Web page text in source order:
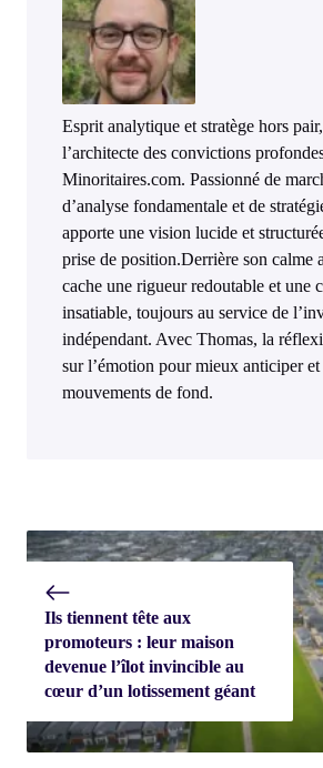
Esprit analytique et stratège hors
l’architecte des convictions
Minoritaires.com. Passionné de
d’analyse fondamentale et de
apporte une vision lucide et
prise de position.Derrière son calme
cache une rigueur redoutable et une
insatiable, toujours au service de
indépendant. Avec Thomas, la
sur l’émotion pour mieux anticiper
mouvements de fond.
Ils tiennent tête aux
promoteurs : leur maison
devenue l’îlot invincible au
cœur d’un lotissement géant